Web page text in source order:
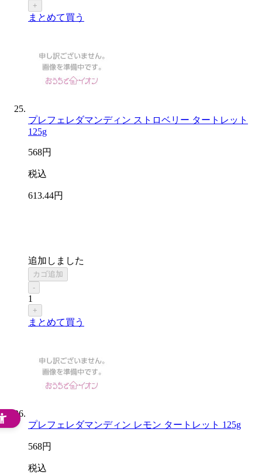
+
まとめて買う
プレフェレダマンディン ストロベリー タートレット
125g
568円
税込
613.44円
追加しました
カゴ追加
-
1
+
まとめて買う
プレフェレダマンディン レモン タートレット 125g
568円
税込